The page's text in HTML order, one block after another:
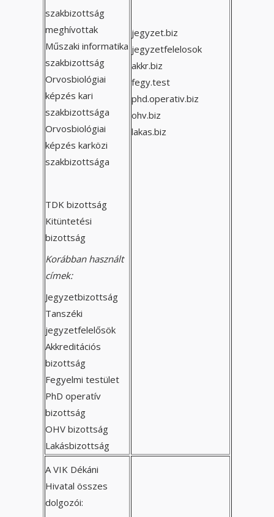
szakbizottság
meghívottak
Műszaki informatika
szakbizottság
Orvosbiológiai
képzés kari
szakbizottsága
Orvosbiológiai
képzés karközi
szakbizottsága
TDK bizottság
Kitüntetési
bizottság
Korábban használt
címek:
Jegyzetbizottság
Tanszéki
jegyzetfelelősök
Akkreditációs
bizottság
Fegyelmi testület
PhD operatív
bizottság
OHV bizottság
Lakásbizottság
jegyzet.biz
jegyzetfelelosok
akkr.biz
fegy.test
phd.operativ.biz
ohv.biz
lakas.biz
A VIK Dékáni
Hivatal összes
dolgozói: